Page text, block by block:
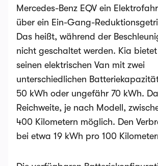
Mercedes-Benz EQV ein
über ein Ein-Gang-
Das heißt, während der
nicht geschaltet werden. Kia
seinen elektrischen Van mit zwei
unterschiedlichen
50 kWh oder ungefähr 70 kWh.
Reichweite, je nach Modell,
400 Kilometern möglich. Den
bei etwa 19 kWh pro 100